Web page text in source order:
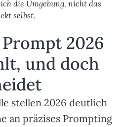
die Umgebung, nicht das
selbst.
2026
und doch
stellen 2026 deutlich
an präzises Prompting